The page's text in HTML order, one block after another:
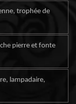
trophée de
pierre et fonte
lampadaire,